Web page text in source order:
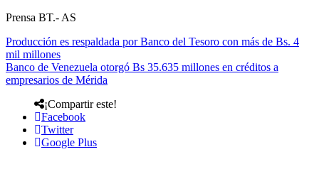
Prensa BT.- AS
Producción es respaldada por Banco del Tesoro con más de Bs. 4
mil millones
Banco de Venezuela otorgó Bs 35.635 millones en créditos a
empresarios de Mérida
¡Compartir este!
Facebook
Twitter
Google Plus